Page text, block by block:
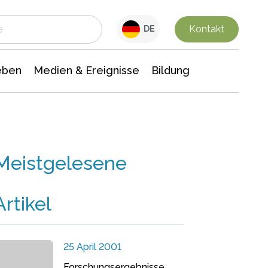
DE Kontakt
Medien & Ereignisse Bildung
25 April 2001